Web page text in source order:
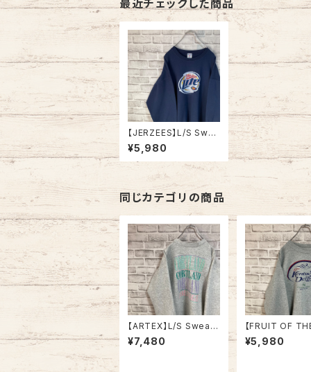
最近チェックした商品
【JERZEES】L/S Swea
tshirt XL 2000s “mil
ler Lite" 企業モノ スウ
ェット トレーナー ミラー
ライト ビール アルコー
ル 企業ロゴ アメリカ U
SA 古着
¥5,980
同じカテゴリの商品
【ARTEX】L/S Sweat
XL 70-80s Made in
USA “CORTLAND ”
¥7,480
【FRUIT OF
OM】L/S
ner L 2000s “
¥5,980